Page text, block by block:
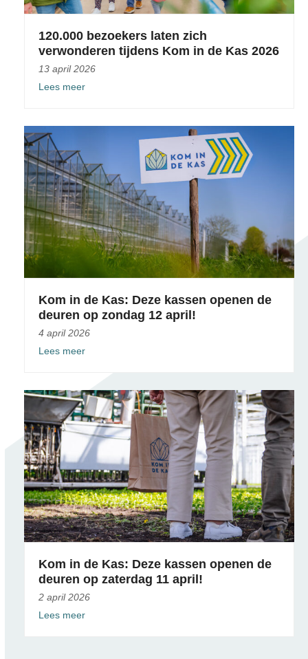
120.000 bezoekers laten zich
verwonderen tijdens Kom in de Kas 2026
13 april 2026
Lees meer
Kom in de Kas: Deze kassen openen de
deuren op zondag 12 april!
4 april 2026
Lees meer
Kom in de Kas: Deze kassen openen de
deuren op zaterdag 11 april!
2 april 2026
Lees meer